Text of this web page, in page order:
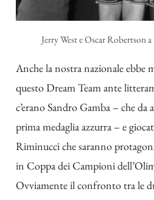
Jerry West e Oscar Robertson
Anche la nostra nazionale ebbe
questo Dream Team ante
c’erano Sandro Gamba – che da
prima medaglia azzurra – e
Riminucci che saranno
in Coppa dei Campioni
Ovviamente il confronto tra le